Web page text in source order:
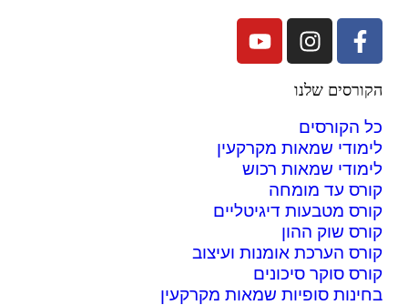
הקורסים שלנו
כל הקורסים
לימודי שמאות מקרקעין
לימודי שמאות רכוש
קורס עד מומחה
קורס מטבעות דיגיטליים
קורס שוק ההון
קורס הערכת אומנות ועיצוב
קורס סוקר סיכונים
בחינות סופיות שמאות מקרקעין